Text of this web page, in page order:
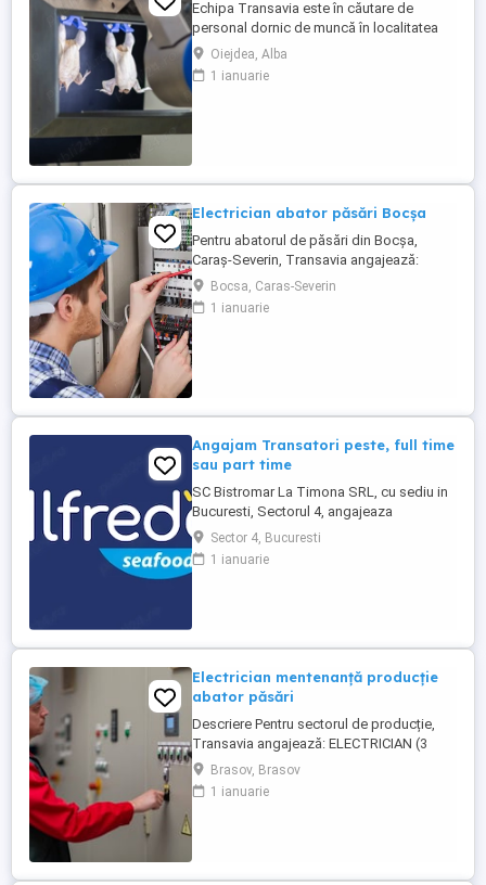
Echipa Transavia este în căutare de
personal dornic de muncă în localitatea
Oiejdea, jud. Alba. În acest moment avem
nevoie de personal în cadrul abatorului în
departamentul de rampă. Se lucrează
Oiejdea, Alba
1 ianuarie
Electrician abator păsări Bocșa
Pentru abatorul de păsări din Bocșa,
Caraș-Severin, Transavia angajează:
ELECTRICIAN (3 schimburi) Persoanele
selectate vor participa alături de angajaţi
experimentaţi la cunoaşterea domeniului
Bocsa, Caras-Severin
1 ianuarie
Angajam Transatori peste, full time
sau part time
SC Bistromar La Timona SRL, cu sediu in
Bucuresti, Sectorul 4, angajeaza
Transatori peste cu experienta de cel
putin un an. Angajam persoane cu norma
intreaga, dar si part time: 4 sau 2 ore zi.
Sector 4, Bucuresti
1 ianuarie
Electrician mentenanță producție
abator păsări
Descriere Pentru sectorul de producție,
Transavia angajează: ELECTRICIAN (3
schimburi) Persoanele selectate vor
participa alături de angajaţi experimentaţi
la cunoaşterea domeniului şi a sarcinilor
Brasov, Brasov
1 ianuarie